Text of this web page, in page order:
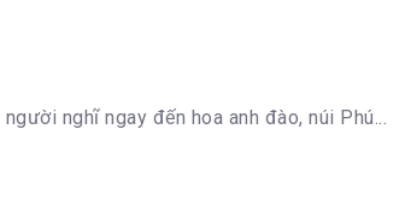
nghĩ ngay đến hoa anh đào, núi Phú...